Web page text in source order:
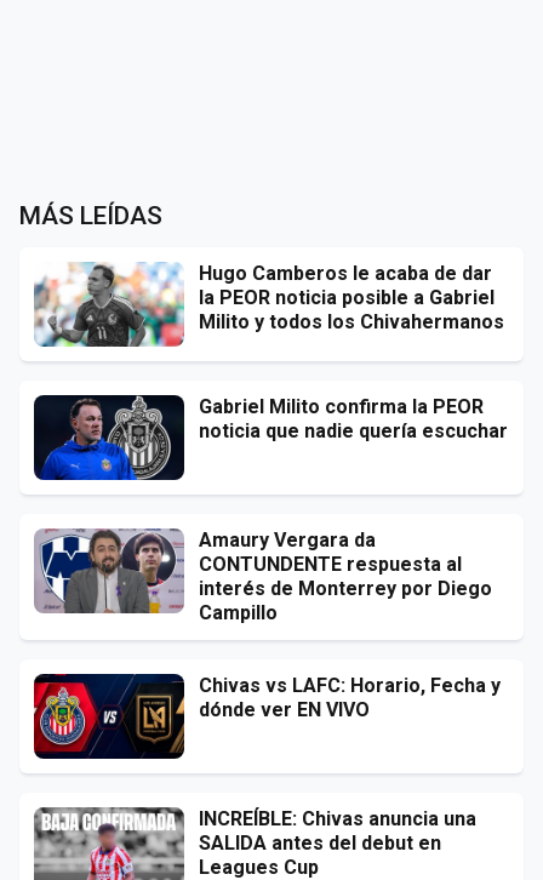
MÁS LEÍDAS
Hugo Camberos le acaba de dar
la PEOR noticia posible a Gabriel
Milito y todos los Chivahermanos
Gabriel Milito confirma la PEOR
noticia que nadie quería escuchar
Amaury Vergara da
CONTUNDENTE respuesta al
interés de Monterrey por Diego
Campillo
Chivas vs LAFC: Horario, Fecha y
dónde ver EN VIVO
INCREÍBLE: Chivas anuncia una
SALIDA antes del debut en
Leagues Cup